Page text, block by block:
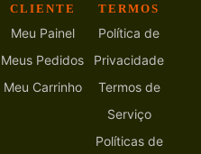
CLIENTE
Meu Painel
Meus Pedidos
Meu Carrinho
TERMOS
Política de
Privacidade
Termos de
Serviço
Políticas de